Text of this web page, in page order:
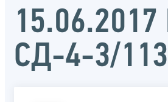
СД-4-3/